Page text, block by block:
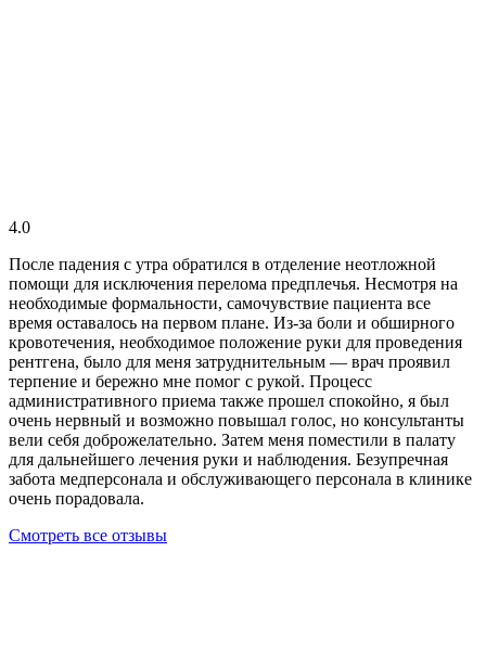
4.0
После падения с утра обратился в отделение неотложной
помощи для исключения перелома предплечья. Несмотря на
необходимые формальности, самочувствие пациента все
время оставалось на первом плане. Из-за боли и обширного
кровотечения, необходимое положение руки для проведения
рентгена, было для меня затруднительным — врач проявил
терпение и бережно мне помог с рукой. Процесс
административного приема также прошел спокойно, я был
очень нервный и возможно повышал голос, но консультанты
вели себя доброжелательно. Затем меня поместили в палату
для дальнейшего лечения руки и наблюдения. Безупречная
забота медперсонала и обслуживающего персонала в клинике
очень порадовала.
Смотреть все отзывы